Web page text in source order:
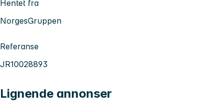
Hentet fra
NorgesGruppen
Referanse
JR10028893
Lignende annonser